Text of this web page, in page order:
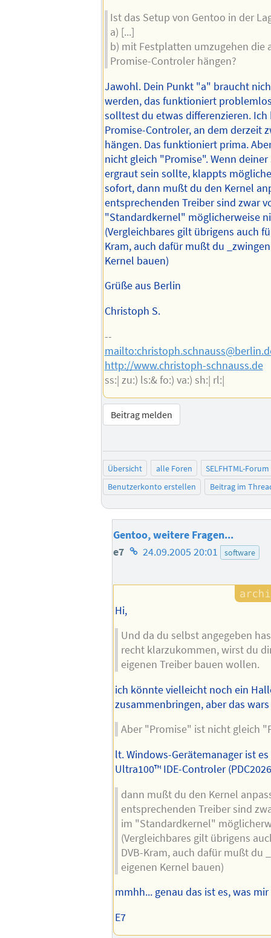
Ist das Setup von Gentoo in der
a) [...]
b) mit Festplatten umzugehen die
Promise-Controler hängen?
Jawohl. Dein Punkt "a" braucht
werden, das funktioniert
solltest du etwas differenzieren. Ich
Promise-Controler, an dem derzeit
hängen. Das funktioniert prima.
nicht gleich "Promise". Wenn deiner
ergraut sein sollte, klappts
sofort, dann mußt du den Kernel
entsprechenden Treiber sind zwar
"Standardkernel" möglicherweise
(Vergleichbares gilt übrigens auch
Kram, auch dafür mußt du
Kernel bauen)
Grüße aus Berlin
Christoph S.
--
http://www.christoph-schnauss.de
ss:| zu:) ls:& fo:) va:) sh:| rl:|
Beitrag melden
Übersicht alle Foren
SELFHTML-Forum
Benutzerkonto erstellen
Beitrag im
Gentoo, weitere Fragen...
e7 Homepage
Autors
24.09.2005 20:01 software
Hi,
Und da du selbst angegeben
recht klarzukommen, wirst du
eigenen Treiber bauen wollen.
ich könnte vielleicht noch ein
zusammenbringen, aber das
Aber "Promise" ist nicht gleich
lt. Windows-Gerätemanager ist
Ultra100™ IDE-Controler
dann mußt du den Kernel
entsprechenden Treiber sind
im "Standardkernel"
(Vergleichbares gilt übrigens
DVB-Kram, auch dafür mußt du
eigenen Kernel bauen)
mmhh... genau das ist es, was
E7